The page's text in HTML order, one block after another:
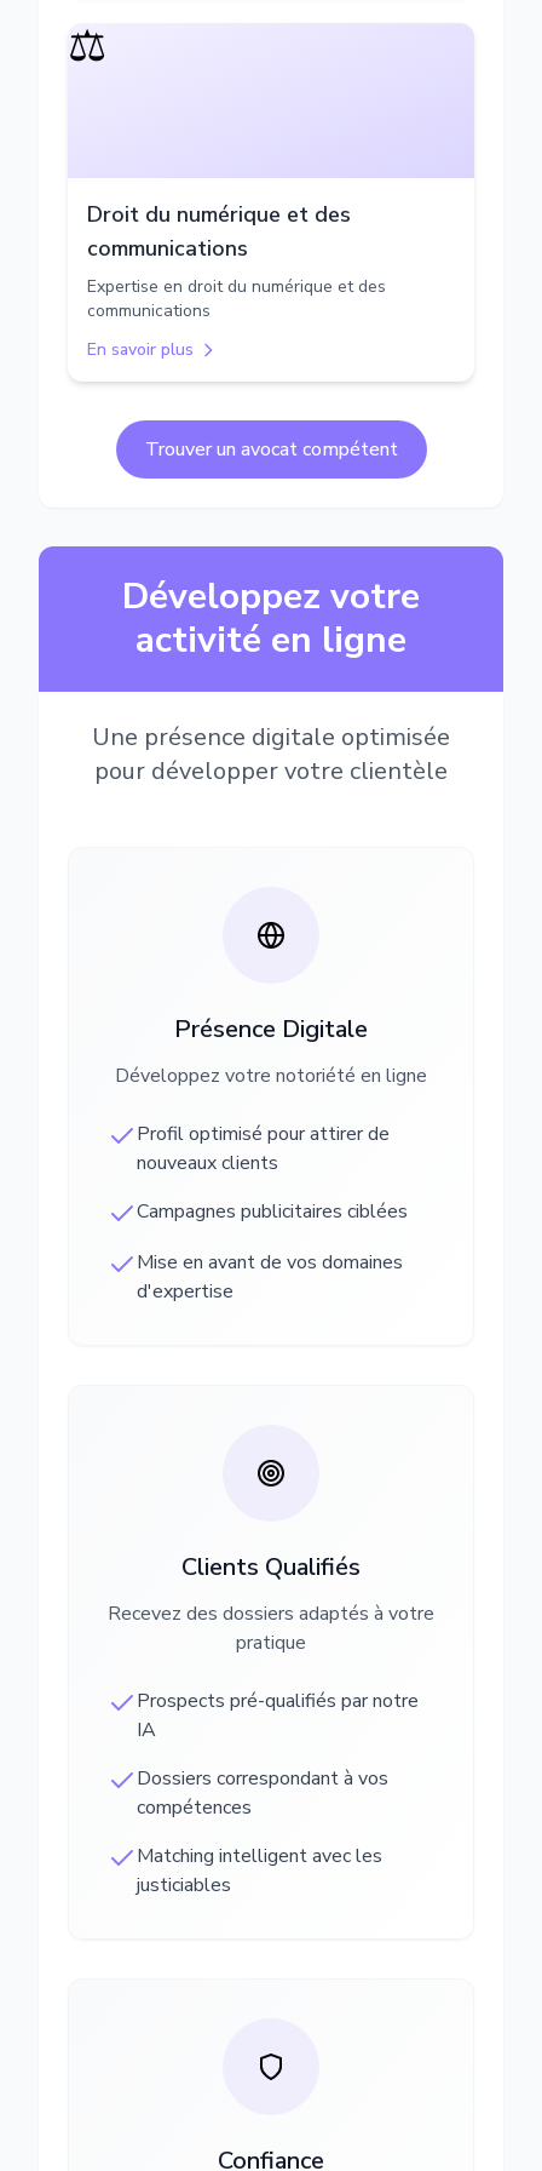
⚖️
Droit du numérique et des
communications
Expertise en droit du numérique et des
communications
En savoir plus
Trouver un avocat compétent
Développez votre
activité en ligne
Une présence digitale optimisée
pour développer votre clientèle
Présence Digitale
Développez votre notoriété en ligne
Profil optimisé pour attirer de
nouveaux clients
Campagnes publicitaires ciblées
Mise en avant de vos domaines
d'expertise
Clients Qualifiés
Recevez des dossiers adaptés à votre
pratique
Prospects pré-qualifiés par notre
IA
Dossiers correspondant à vos
compétences
Matching intelligent avec les
justiciables
Confiance